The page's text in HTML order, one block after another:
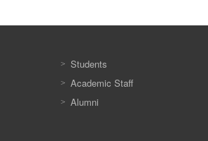
Students
Academic Staff
Alumni